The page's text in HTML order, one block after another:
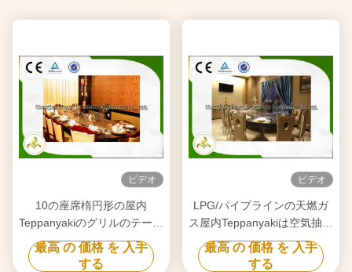
ビデオ
10の座席楕円形の屋内
Teppanyakiのグリルのテーブ
ルの日本のグリドルの基本構
成
最高 の 価格 を 入手
する
ビデオ
LPG/パイプラインの天燃ガ
ス屋内Teppanyakiは空気抽出
器が付いている装置を焼く
最高 の 価格 を 入手
する